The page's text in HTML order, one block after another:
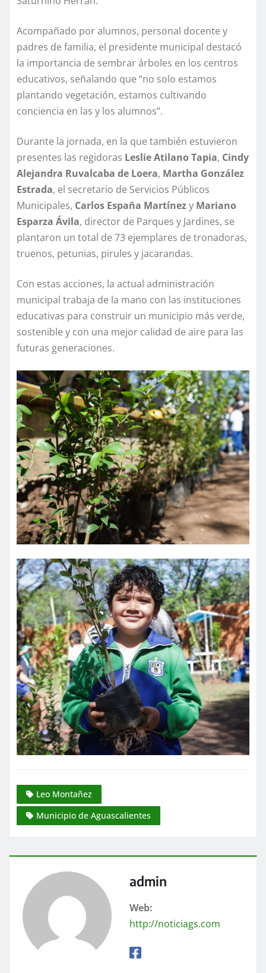
Acompañado por alumnos, personal docente y
padres de familia, el presidente municipal destacó
la importancia de sembrar árboles en los centros
educativos, señalando que “no solo estamos
plantando vegetación, estamos cultivando
conciencia en las y los alumnos”.
Durante la jornada, en la que también estuvieron
presentes las regidoras Leslie Atilano Tapia, Cindy
Alejandra Ruvalcaba de Loera, Martha González
Estrada, el secretario de Servicios Públicos
Municipales, Carlos España Martínezy Mariano
Esparza Ávila, director de Parques y Jardines, se
plantaron un total de 73 ejemplares de tronadoras,
truenos, petunias, pirules y jacarandas.
Con estas acciones, la actual administración
municipal trabaja de la mano con las instituciones
educativas para construir un municipio más verde,
sostenible y con una mejor calidad de aire para las
futuras generaciones.
Leo Montañez
Municipio de Aguascalientes
admin
Web:
http://noticiags.com